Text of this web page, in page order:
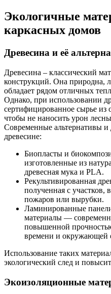
Экологичные
каркасных домов
Древесина и её
Древесина – классический
конструкций. Она природна,
обладает рядом отличных
Однако, при использовании
сертифицированное сырье из
чтобы не наносить урон
Современные альтернативы и
древесине:
Биопласты и
изготовленные из
древесная мука и PLA.
Рекультивированная
полученная с участков,
пожаров или вырубки.
Ламинированные
материалы —
повышенной
времени и окружающей
Использование таких
экологический след и
Экоизоляционные